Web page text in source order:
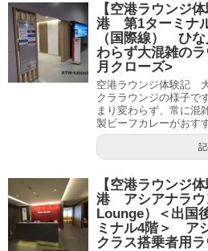
【空港ラウンジ
港 第1ターミナ
（国際線） ひ
わらず大混雑の
月クローズ>
空港ラウンジ体験記
クララウンジの様子で
まり変わらず、常に混
製ビーフカレーがおす
【空港ラウンジ
港 アシアナラウ
Lounge）＜出国
ミナル4階＞ ア
クラス搭乗者用